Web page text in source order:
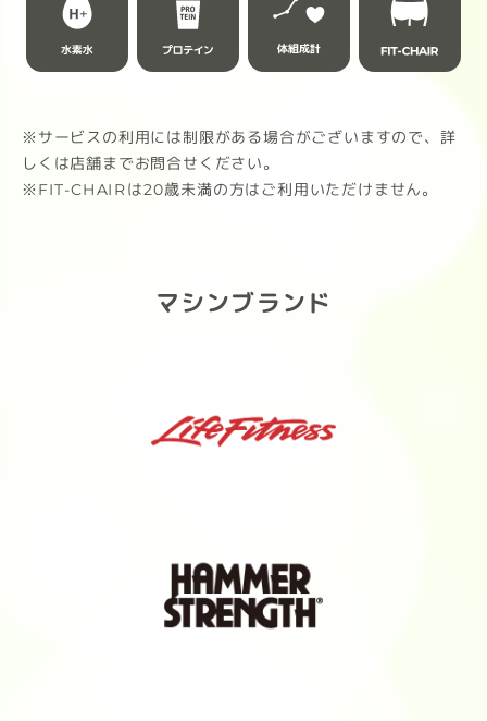
芳醇なカカオと香ばしいナッツの贅沢
ストロベリー
摘みたてのようなみずみずしい果実感
甘すぎず後味スッキリ。心を整える落
ダマになりにくく、ストレスフリーな
※サービスの利用には制限がある場合がございますので、詳
しくは店舗までお問合せください。
※FIT-CHAIRは20歳未満の方はご利用いただけません。
マシンブランド